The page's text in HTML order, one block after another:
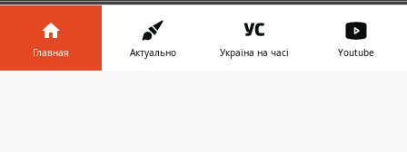
Деньги
Шоу-биз
Главная Актуально Україна на часі Youtube